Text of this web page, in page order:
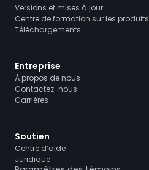
Versions et mises à jour
Centre de formation sur les produits
Téléchargements
Entreprise
À propos de nous
Contactez-nous
Carrières
Soutien
Centre d’aide
Juridique